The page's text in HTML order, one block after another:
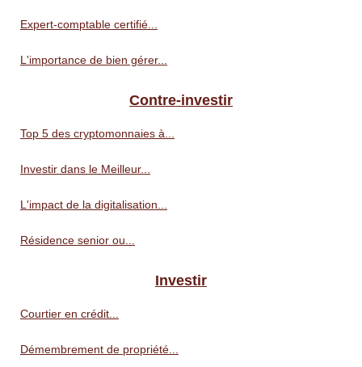
Expert-comptable certifié...
L'importance de bien gérer...
Contre-investir
Top 5 des cryptomonnaies à...
Investir dans le Meilleur...
L'impact de la digitalisation...
Résidence senior ou...
Investir
Courtier en crédit...
Démembrement de propriété...